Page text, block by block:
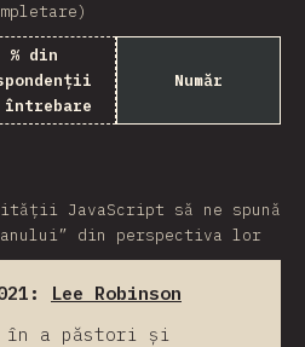
% din
Număr
JavaScript să ne spună
din perspectiva lor
Lee Robinson
în a păstori și